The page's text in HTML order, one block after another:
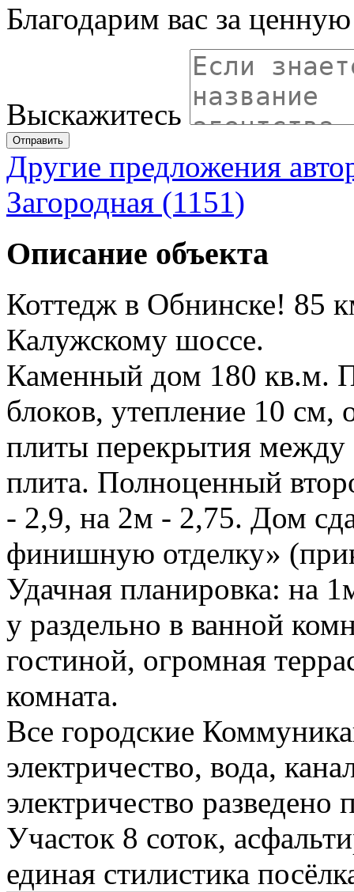
Благодарим вас за
Выскажитесь
Отправить
Другие предложения
Загородная (1151)
Описание объекта
Коттедж в Обнинске! 85
Калужскому шоссе.
Каменный дом 180 кв.м.
блоков, утепление 10 см,
плиты перекрытия
плита. Полноценный
- 2,9, на 2м - 2,75. Дом
финишную отделку»
Удачная планировка: на
у раздельно в ванной
гостиной, огромная
комната.
Все городские
электричество, вода,
электричество
Участок 8 соток,
единая стилистика